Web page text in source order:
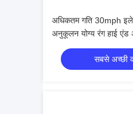
अधिकतम गति 30mph
अनुकूलन योग्य रंग हाई
सबसे अच्छी